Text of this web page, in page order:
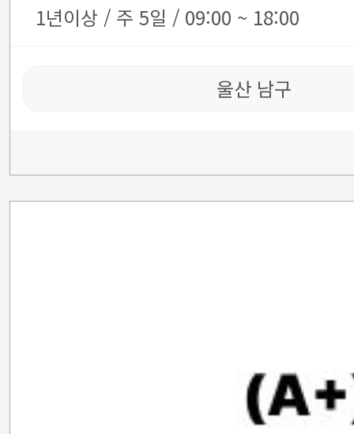
1년이상 / 주 5일 / 09:00 ~ 18:00
울산 남구